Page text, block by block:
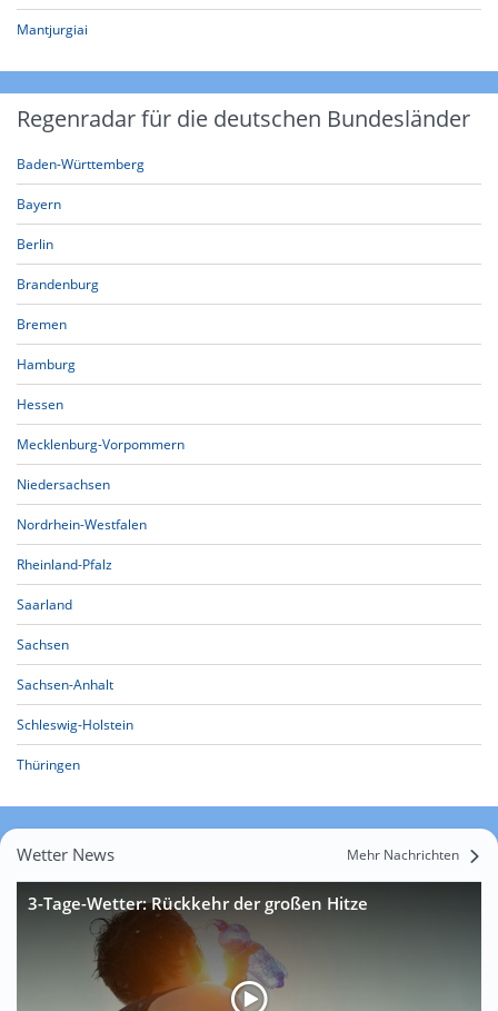
Mantjurgiai
Regenradar für die deutschen Bundesländer
Baden-Württemberg
Bayern
Berlin
Brandenburg
Bremen
Hamburg
Hessen
Mecklenburg-Vorpommern
Niedersachsen
Nordrhein-Westfalen
Rheinland-Pfalz
Saarland
Sachsen
Sachsen-Anhalt
Schleswig-Holstein
Thüringen
Wetter News Mehr Nachrichten
3-Tage-Wetter: Rückkehr der großen Hitze